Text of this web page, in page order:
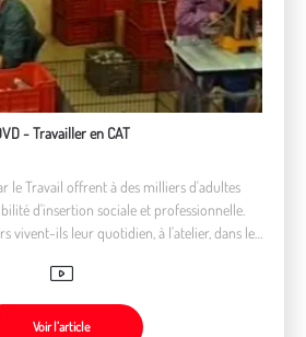
- Travailler en CAT
le Travail offrent à des milliers d'adultes
d'insertion sociale et professionnelle.
vivent-ils leur quotidien, à l'atelier, dans les
Voir l’article